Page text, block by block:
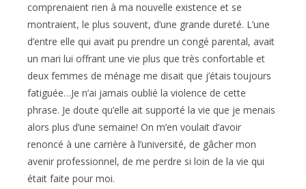
comprenaient rien à ma nouvelle existence et se
montraient, le plus souvent, d’une grande dureté. L’une
d’entre elle qui avait pu prendre un congé parental, avait
un mari lui offrant une vie plus que très confortable et
deux femmes de ménage me disait que j’étais toujours
fatiguée…Je n’ai jamais oublié la violence de cette
phrase. Je doute qu’elle ait supporté la vie que je menais
alors plus d’une semaine! On m’en voulait d’avoir
renoncé à une carrière à l’université, de gâcher mon
avenir professionnel, de me perdre si loin de la vie qui
était faite pour moi.